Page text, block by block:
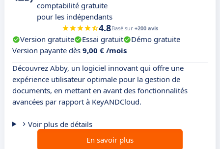
comptabilité gratuite
pour les indépendants
4.8Basé sur +200 avis
Version gratuite Essai gratuit
Démo gratuite
Version payante dès 9,00 € /mois
Découvrez Abby, un logiciel innovant qui offre une
expérience utilisateur optimale pour la gestion de
documents, en mettant en avant des fonctionnalités
avancées par rapport à KeyANDCloud.
Voir plus de détails
En savoir plus